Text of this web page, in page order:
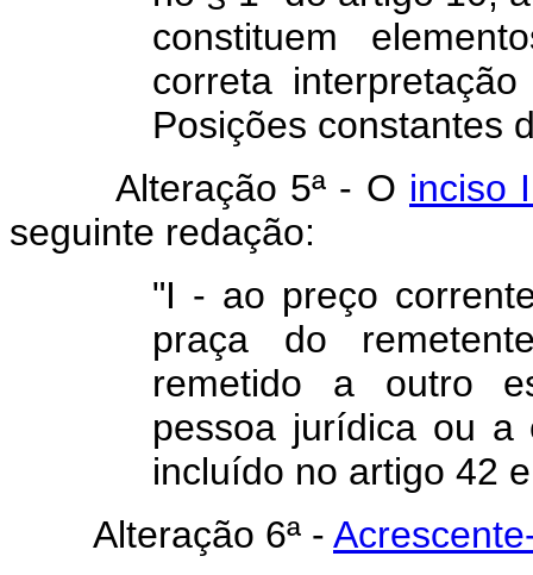
constituem
correta
Posições constantes
Alteração 5ª - O inciso
seguinte redação:
"I - ao preço
praça do
remetido a outro
pessoa jurídica ou a
incluído no artigo 42
Alteração 6ª -